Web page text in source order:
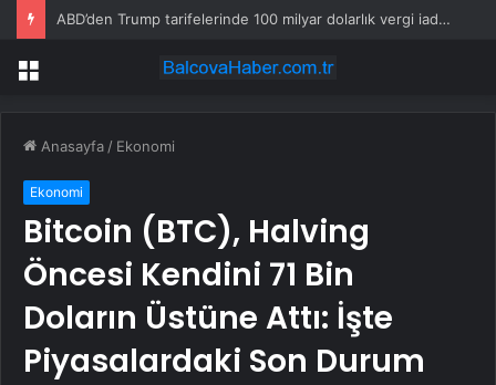
ABD’den Trump tarifelerinde 100 milyar dolarlık vergi iadesi
Menü
Anasayfa / Ekonomi
Ekonomi
Bitcoin (BTC), Halving
Öncesi Kendini 71 Bin
Doların Üstüne Attı: İşte
Piyasalardaki Son Durum